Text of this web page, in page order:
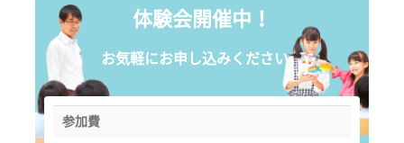
体験会開催中！
お気軽にお申し込みください。
参加費